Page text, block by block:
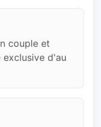
couple et
exclusive d'au